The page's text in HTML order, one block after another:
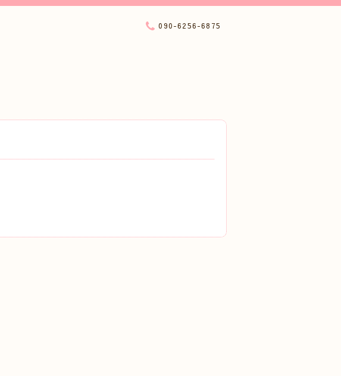
090-6256-6875